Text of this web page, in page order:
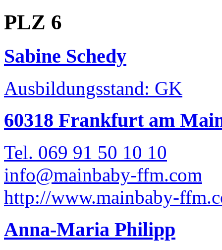
PLZ 6
Sabine Schedy
Ausbildungsstand: GK
60318 Frankfurt am
Tel. 069 91 50 10 10
info@mainbaby-ffm.com
http://www.mainbaby-
Anna-Maria Philipp